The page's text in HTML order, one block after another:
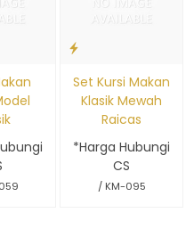
Set Kursi Makan
Klasik Mewah
Raicas
*Harga Hubungi
CS
/ KM-095